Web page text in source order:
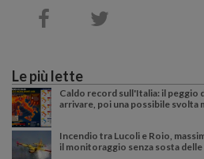
Le più lette
Caldo record sull'Italia: il peggio
arrivare, poi una possibile svolta
Incendio tra Lucoli e Roio,
il monitoraggio senza sosta